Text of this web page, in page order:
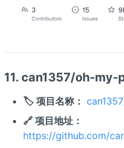
11. can1357/oh-my-
🏷️ 项目名称：
🔗 项目地址：
https://github.com/